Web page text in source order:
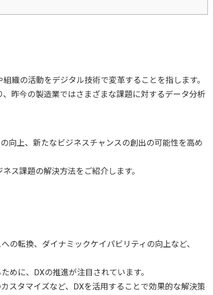
織の活動をデジタル技術で変革することを指します。
昨今の製造業ではさまざまな課題に対するデータ分析
向上、新たなビジネスチャンスの創出の可能性を高め
ス課題の解決方法をご紹介します。
の転換、ダイナミックケイパビリティの向上など、
めに、DXの推進が注目されています。
スタマイズなど、DXを活用することで効果的な解決策